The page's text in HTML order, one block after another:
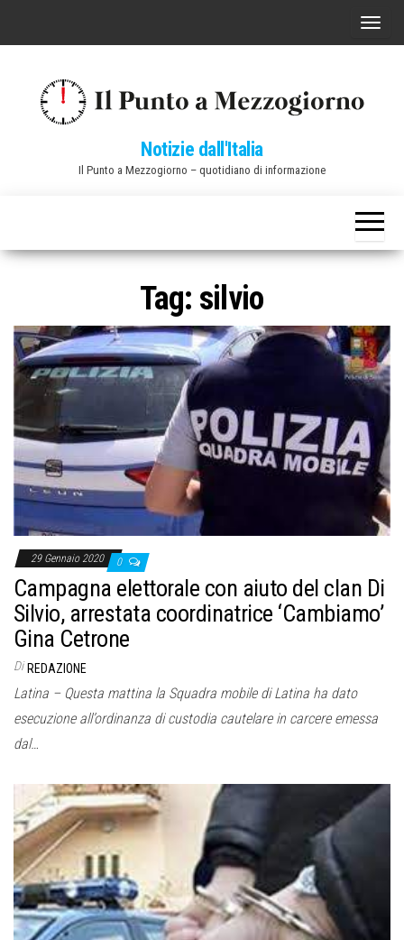
C
a
v
a
z
i
e
Notizie dall'Italia
Il Punto a Mezzogiorno – quotidiano di informazione
Tag: silvio
29 Gennaio 2020 0
Campagna elettorale con aiuto del clan Di
Silvio, arrestata coordinatrice ‘Cambiamo’
Gina Cetrone
Di REDAZIONE
Latina – Questa mattina la Squadra mobile di Latina ha dato
esecuzione all’ordinanza di custodia cautelare in carcere emessa
dal…